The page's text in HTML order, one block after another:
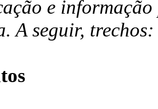
e
A seguir, trechos: